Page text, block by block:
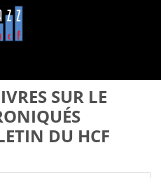
SUR LE
DU HCF